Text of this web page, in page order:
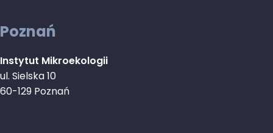
Poznań
Instytut Mikroekologii
ul. Sielska 10
60-129 Poznań